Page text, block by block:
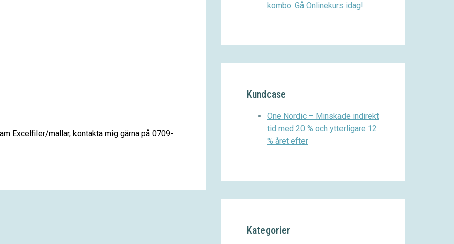
Excelfiler/mallar, kontakta mig gärna på 0709-
kombo. Gå Onlinekurs idag!
Kundcase
One Nordic – Minskade indirekt
tid med 20 % och ytterligare 12
% året efter
Kategorier